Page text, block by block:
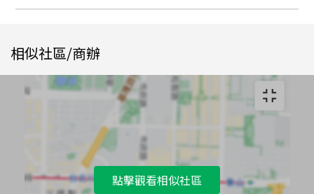
相似社區/商辦
點擊觀看相似社區